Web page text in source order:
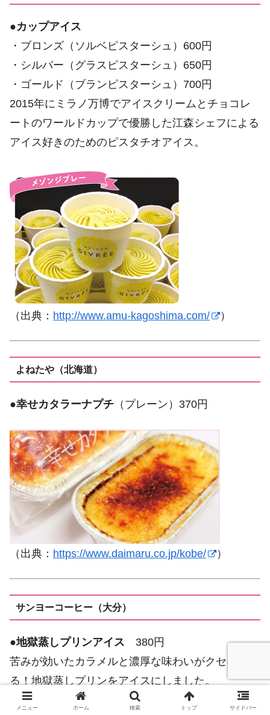
●カップアイス
・ブロンズ（ソルベピスターシュ）600円
・シルバー（グラスピスターシュ）650円
・ゴールド（ブランピスターシュ）700円
2015年にミラノ万博でアイスクリームとチョコレ
ートのワールドカップで優勝した江森シェフによる
アイス好きのためのピスタチオアイス。
（出典： http://www.amu-kagoshima.com/ ）
よねたや（北海道）
●幸せカタラーナプチ （プレーン）370円
（出典： https://www.daimaru.co.jp/kobe/ ）
サンヨーコーヒー（大分）
●地獄蒸しプリンアイス 380円
苦みが効いたカラメルと濃厚な味わいがクセにな
る！地獄蒸しプリンをアイスにしました。
メニュー ホーム 検索 トップ サイドバー